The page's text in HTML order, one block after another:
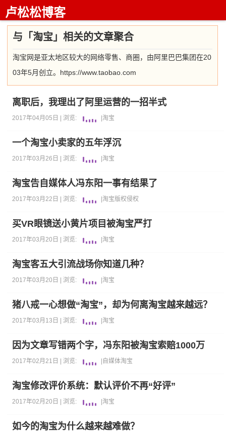
卢松松博客
与「淘宝」相关的文章聚合
淘宝网是亚太地区较大的网络零售、商圈，由阿里巴巴集团在20
03年5月创立。https://www.taobao.com
离职后，我理出了阿里运营的一招半式
2017年04月05日 | 浏览: |淘宝
一个淘宝小卖家的五年浮沉
2017年03月26日 | 浏览: |淘宝
淘宝告自媒体人冯东阳一事有结果了
2017年03月22日 | 浏览: |淘宝版权侵权
买VR眼镜送小黄片项目被淘宝严打
2017年03月20日 | 浏览: |淘宝
淘宝客五大引流战场你知道几种？
2017年03月20日 | 浏览: |淘宝
猪八戒一心想做“淘宝”，却为何离淘宝越来越远？
2017年03月13日 | 浏览: |淘宝
因为文章写错两个字，冯东阳被淘宝索赔1000万
2017年02月21日 | 浏览: 自媒体淘宝
淘宝修改评价系统：默认评价不再“好评”
2017年02月20日 | 浏览: |淘宝
如今的淘宝为什么越来越难做？